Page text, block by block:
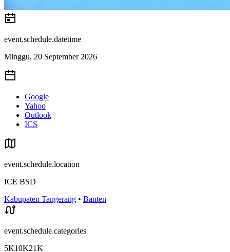
event.schedule.datetime
Minggu, 20 September 2026
Google
Yahoo
Outlook
ICS
event.schedule.location
ICE BSD
Kabupaten Tangerang • Banten
event.schedule.categories
5K10K21K